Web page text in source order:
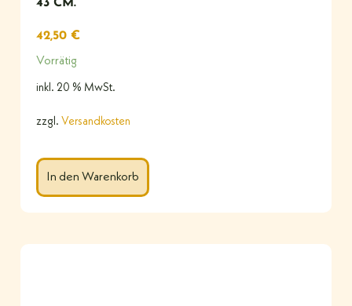
43 CM.
42,50 €
Vorrätig
inkl. 20 % MwSt.
zzgl. Versandkosten
In den Warenkorb